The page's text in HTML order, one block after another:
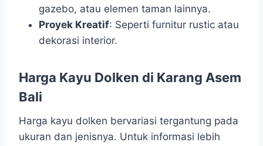
gazebo, atau elemen taman lainnya.
Proyek Kreatif: Seperti furnitur rustic atau
dekorasi interior.
Harga Kayu Dolken di Karang Asem
Bali
Harga kayu dolken bervariasi tergantung pada
ukuran dan jenisnya. Untuk informasi lebih